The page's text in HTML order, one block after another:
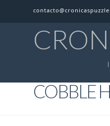
COBBLE